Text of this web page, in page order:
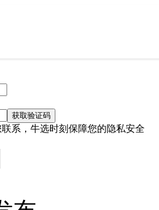
获取验证码
系，牛选时刻保障您的隐私安全